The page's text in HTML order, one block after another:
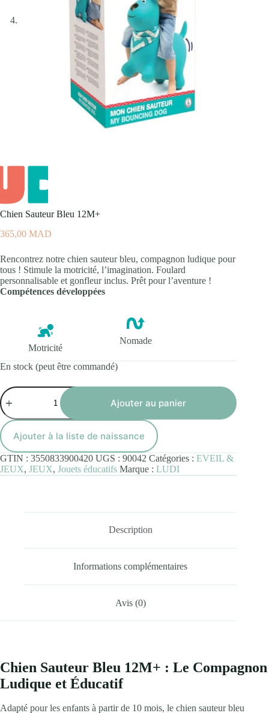
Chien Sauteur Bleu 12M+
365,00 MAD
Rencontrez notre chien sauteur bleu, compagnon ludique pour
tous ! Stimule la motricité, l’imagination. Foulard
personnalisable et gonfleur inclus. Prêt pour l’aventure !
Compétences développées
Motricité
Nomade
En stock (peut être commandé)
quantité
de
Chien
Sauteur
Bleu
12M+
Ajouter au panier
Ajouter à la liste de naissance
GTIN : 3550833900420 UGS : 90042 Catégories : EVEIL &
JEUX, JEUX, Jouets éducatifs Marque : LUDI
Description
Informations complémentaires
Avis (0)
Chien Sauteur Bleu 12M+ : Le Compagnon
Ludique et Éducatif
Adapté pour les enfants à partir de 10 mois, le chien sauteur bleu